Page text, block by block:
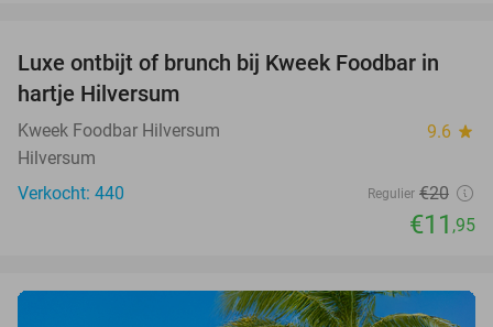
40%
Luxe ontbijt of brunch bij Kweek Foodbar in
hartje Hilversum
Kweek Foodbar Hilversum 9.6 star
Hilversum
Verkocht: 440
Regulier €20
€11 ,95